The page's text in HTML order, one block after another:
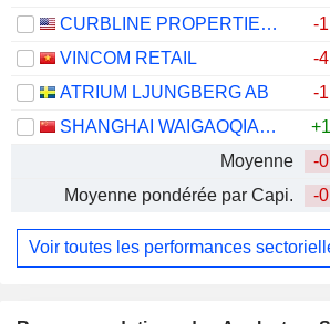
CURBLINE PROPERTIES CORP.
-
VINCOM RETAIL
-
ATRIUM LJUNGBERG AB
-
SHANGHAI WAIGAOQIAO FREE TRADE ZONE GROUP CO., LTD.
Moyenne
-
Moyenne pondérée par Capi.
-
Voir toutes les performances